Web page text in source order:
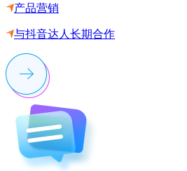
产品营销
与抖音达人长期合作